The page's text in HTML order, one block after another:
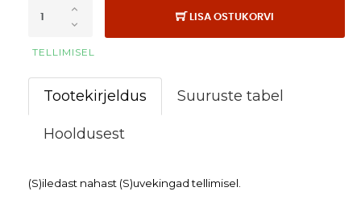
LISA OSTUKORVI
TELLIMISEL
Tootekirjeldus Suuruste tabel
Hooldusest
(S)iledast nahast (S)uvekingad tellimisel.